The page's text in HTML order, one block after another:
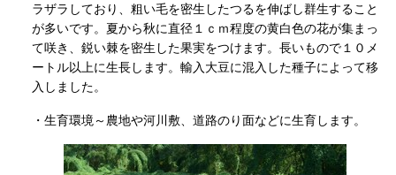
ラザラしており、粗い毛を密生したつるを伸ばし群生すること
が多いです。夏から秋に直径１ｃｍ程度の黄白色の花が集まっ
て咲き、鋭い棘を密生した果実をつけます。長いもので１０メ
ートル以上に生長します。輸入大豆に混入した種子によって移
入しました。
・生育環境～農地や河川敷、道路のり面などに生育します。